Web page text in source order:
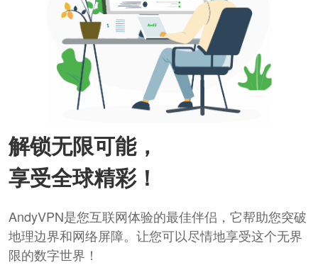
解锁无限可能，
享受全球精彩！
AndyVPN是您互联网体验的最佳伴侣，它帮助您突破
地理边界和网络屏障。让您可以尽情地享受这个无界
限的数字世界！